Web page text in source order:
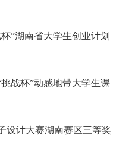
”湖南省大学生创业计划
战杯”动感地带大学生课
设计大赛湖南赛区三等奖